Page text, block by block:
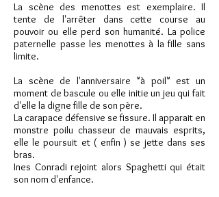
La scène des menottes est exemplaire. Il
tente de l'arrêter dans cette course au
pouvoir ou elle perd son humanité. La police
paternelle passe les menottes à la fille sans
limite.
La scène de l'anniversaire "à poil" est un
moment de bascule ou elle initie un jeu qui fait
d'elle la digne fille de son père.
La carapace défensive se fissure. Il apparait en
monstre poilu chasseur de mauvais esprits,
elle le poursuit et ( enfin ) se jette dans ses
bras.
Ines Conradi rejoint alors Spaghetti qui était
son nom d'enfance.